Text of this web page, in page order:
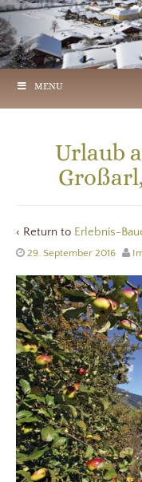
MENU
Urlaub
‹ Return to Erlebnis-
29. September 2016